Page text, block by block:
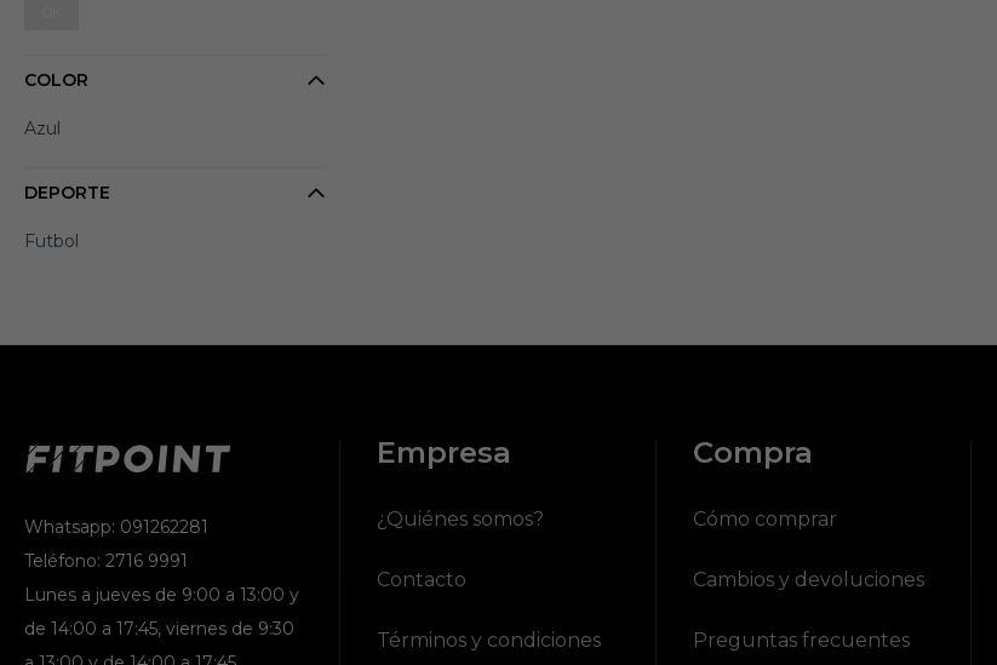
COLOR
Azul
DEPORTE
Futbol
Whatsapp: 091262281
Teléfono: 2716 9991
Lunes a jueves de 9:00 a 13:00 y
de 14:00 a 17:45, viernes de 9:30
Empresa
¿Quiénes somos?
Contacto
Términos y condiciones
Compra
Cómo comprar
Cambios y devoluciones
Preguntas frecuentes